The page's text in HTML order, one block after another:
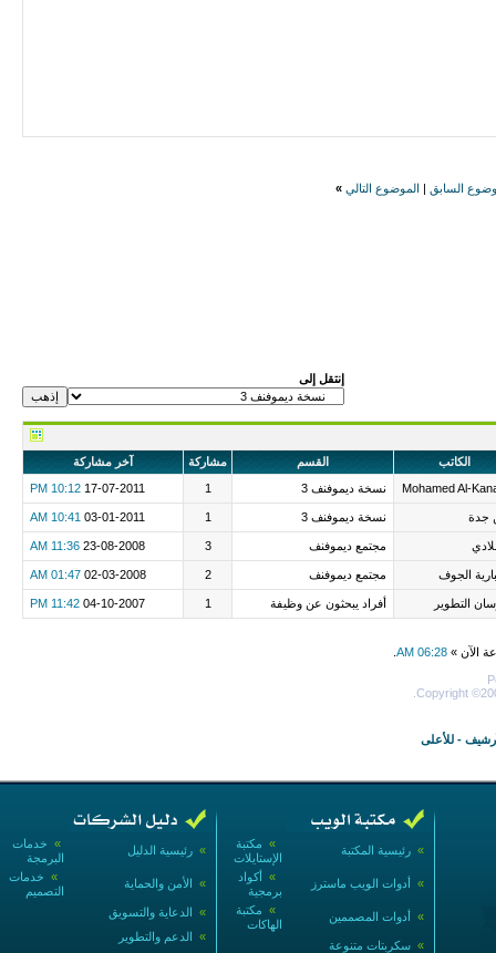
السابق الموضوع التالي »
إنتقل إلى
الكاتب القسم مشاركة
آخر مشاركة
Mohamed Al-
نسخة ديموفنف 3 1
17-07-2011
10:12 PM
جدة نسخة ديموفنف 3 1
03-01-2011
10:41 AM
مجتمع ديموفنف 3
23-08-2008
11:36 AM
الجوف مجتمع ديموفنف 2
02-03-2008
01:47 AM
التطوير أفراد يبحثون عن وظيفة 1
04-10-2007
11:42 PM
الآن » 06:28 AM
Copyright
- للأعلى
» خدمات
البرمجة
» رئيسية الدليل
» خدمات
التصميم
» الأمن والحماية
» الدعاية والتسويق
» الدعم والتطوير
» مكتبة
الإستايلات
» رئيسية المكتبة
» أكواد
برمجية
» أدوات الويب ماسترز
» مكتبة
الهاكات
» أدوات المصممين
» سكربتات متنوعة